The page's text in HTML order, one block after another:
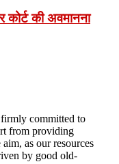
कोर्ट की अवमानना
committed to
from providing
as our resources
by good old-